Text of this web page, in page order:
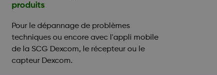
produits
Pour le dépannage de problèmes
techniques ou encore avec l'appli mobile
de la SCG Dexcom, le récepteur ou le
capteur Dexcom.